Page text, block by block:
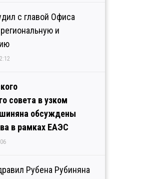
с главой Офиса
и
совета в узком
обсуждены
в рамках ЕАЭС
Рубена Рубиняна